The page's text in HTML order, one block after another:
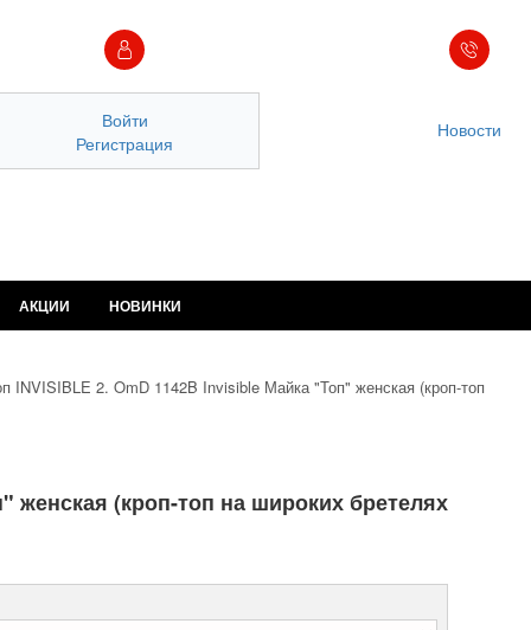
Войти
Регистрация
Новости
АКЦИИ НОВИНКИ
INVISIBLE 2. OmD 1142B Invisible Майка "Топ" женская (кроп-топ
женская (кроп-топ на широких бретелях